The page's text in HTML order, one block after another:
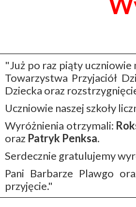
"Już po raz piąty uczniowie
Towarzystwa Przyjaciół
Dziecka oraz
Uczniowie naszej szkoły
Wyróżnienia otrzymali:
oraz Patryk Penksa.
Serdecznie gratulujemy
Pani Barbarze Plawgo
przyjęcie."